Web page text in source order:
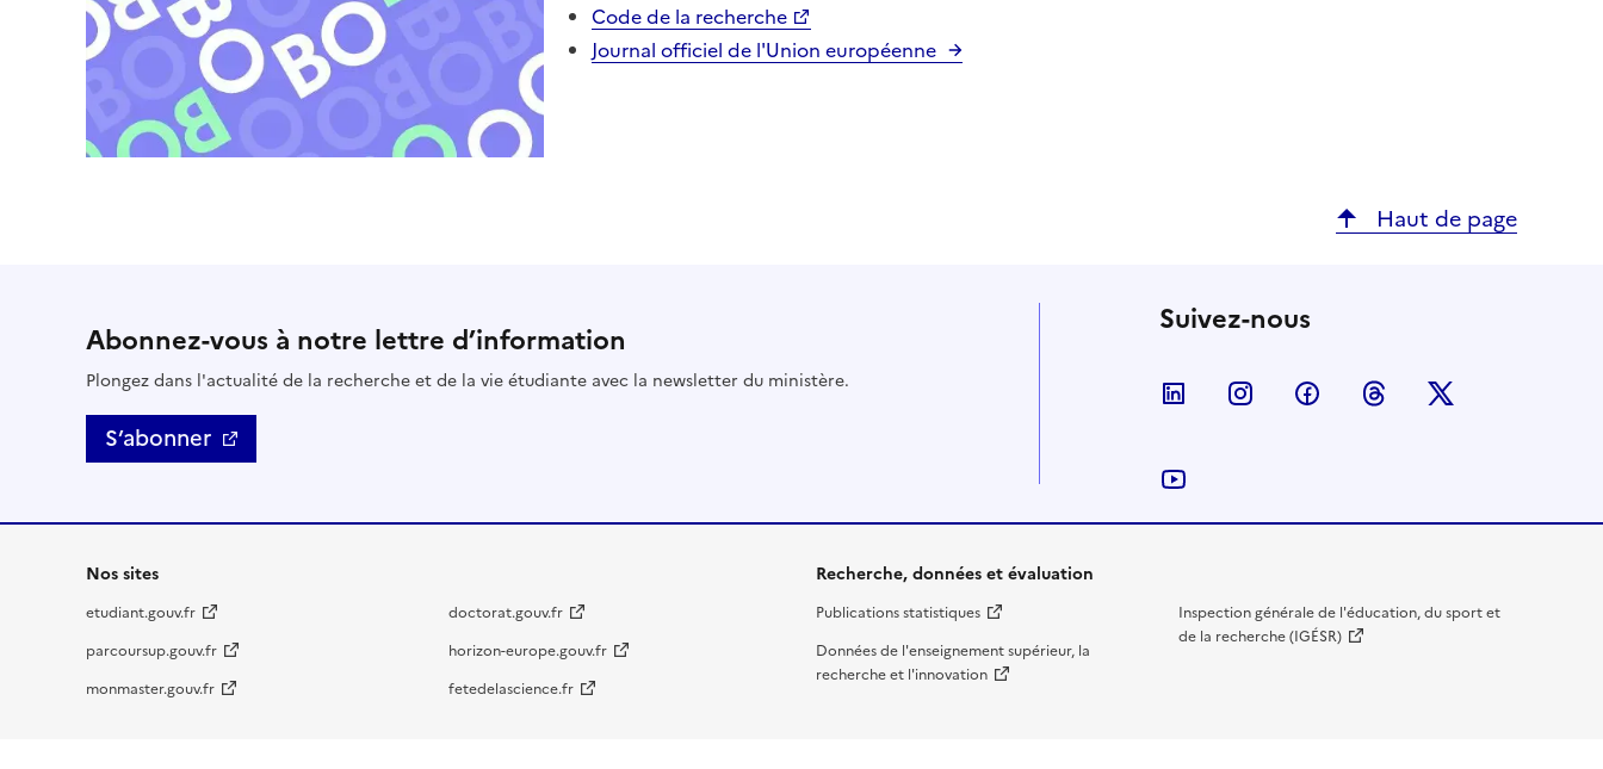
Code de la recherche
Journal officiel de l'Union européenne
Haut de page
Abonnez-vous à notre lettre d’information
Plongez dans l'actualité de la recherche et de la vie étudiante avec la newsletter du ministère.
S’abonner
Suivez-nous
Nous suivre sur LinkedIn
Nous suivre sur Instagram
Nous suivre sur Facebook
Nous suivre sur
Nos sites
etudiant.gouv.fr
parcoursup.gouv.fr
monmaster.gouv.fr
doctorat.gouv.fr
horizon-europe.gouv.fr
fetedelascience.fr
Recherche, données et évaluation
Publications statistiques
Données de l'enseignement supérieur, la
recherche et l'innovation
Inspection générale de l'éducation, du sport et
de la recherche (IGÉSR)